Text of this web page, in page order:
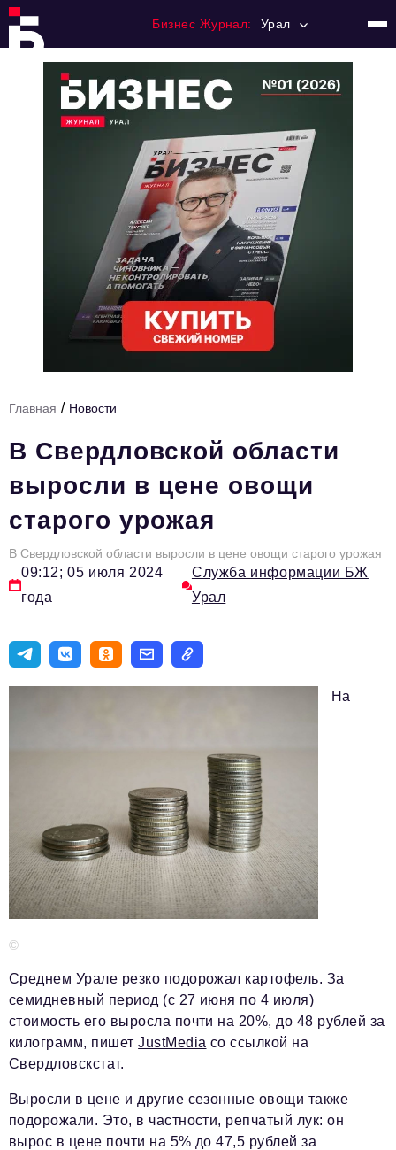
Бизнес Журнал: Урал
Тема номера
Технологии и тренды
Ниши и рынки
Цитаты
Туризм
Новости
ИННОПРОМ
Топ-100 влиятельных людей Свердловской области
ТОП-100 влиятельных людей — 2025
Телефон редакции:+7 495 727-01-67
Электронные почты редакции:
Информационный отдел
info@business-magazine.online
reklama@business-magazine.online
Отдел распространения/редакционная подписка
podpiska@business-magazine.online
Отдел по работе с партнерами
partner@business-magazine.online
Главная / Новости
В Свердловской области
выросли в цене овощи
старого урожая
В Свердловской области выросли в цене овощи старого урожая
09:12; 05 июля 2024
года
Служба информации БЖ
Урал
©
На
Среднем Урале резко подорожал картофель. За
семидневный период (с 27 июня по 4 июля)
стоимость его выросла почти на 20%, до 48 рублей за
килограмм, пишетJustMedia со ссылкой на
Свердловскстат.
Выросли в цене и другие сезонные овощи также
подорожали. Это, в частности, репчатый лук: он
вырос в цене почти на 5% до 47,5 рублей за